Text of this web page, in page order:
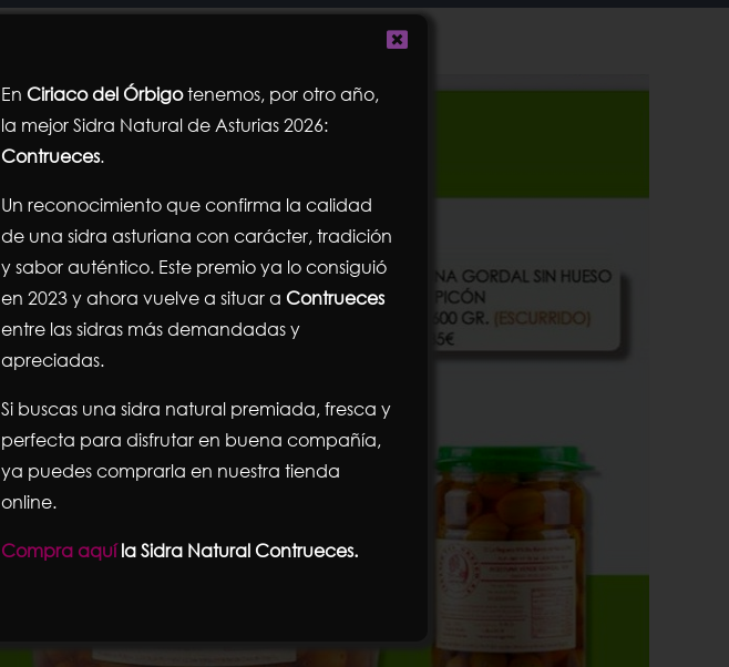
En Ciriaco del Órbigotenemos, por otro año,
la mejor Sidra Natural de Asturias 2026:
Contrueces.
Un reconocimiento que confirma la calidad
de una sidra asturiana con carácter, tradición
y sabor auténtico. Este premio ya lo consiguió
en 2023 y ahora vuelve a situar a Contrueces
entre las sidras más demandadas y
apreciadas.
Si buscas una sidra natural premiada, fresca y
perfecta para disfrutar en buena compañía,
ya puedes comprarla en nuestra tienda
online.
Compra aquíla Sidra Natural Contrueces.